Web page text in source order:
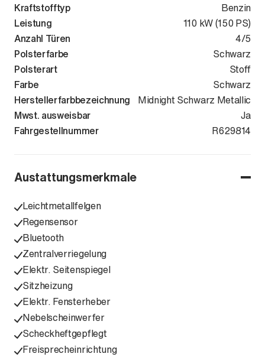
Kraftstofftyp
Benzin
Leistung
110 kW (150 PS)
Anzahl Türen
4/5
Polsterfarbe
Schwarz
Polsterart
Stoff
Farbe
Schwarz
Herstellerfarbbezeichnung
Midnight Schwarz Metallic
Mwst. ausweisbar
Ja
Fahrgestellnummer
R629814
Austattungsmerkmale
Leichtmetallfelgen
Regensensor
Bluetooth
Zentralverriegelung
Elektr. Seitenspiegel
Sitzheizung
Elektr. Fensterheber
Nebelscheinwerfer
Scheckheftgepflegt
Freisprecheinrichtung